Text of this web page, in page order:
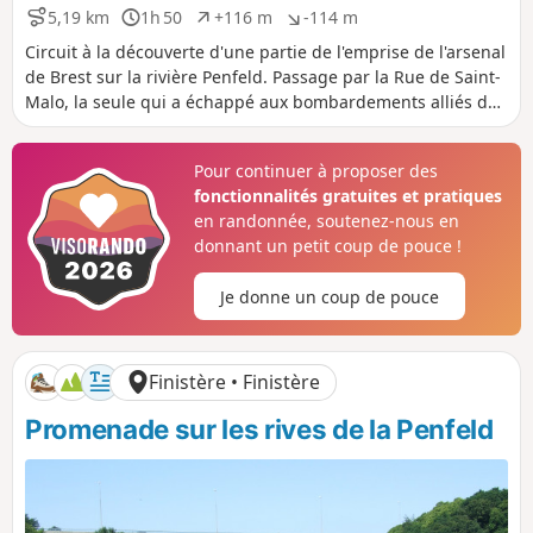
5,19 km
D
i
s
t
a
n
1h 50
D
u
r
é
e
+116 m
D
é
n
i
v
e
é
p
o
s
t
-114 m
D
é
n
i
v
e
é
n
é
g
i
f
Circuit à la découverte d'une partie de l'emprise de l'arsenal
de Brest sur la rivière Penfeld. Passage par la Rue de Saint-
Malo, la seule qui a échappé aux bombardements alliés de
la seconde guerre mondiale, ainsi que le plateau des
marine.
Pour continuer à proposer des
fonctionnalités gratuites et pratiques
en randonnée, soutenez-nous en
donnant un petit coup de pouce !
Je donne un coup de pouce
Finistère • Finistère
Promenade sur les rives de la Penfeld